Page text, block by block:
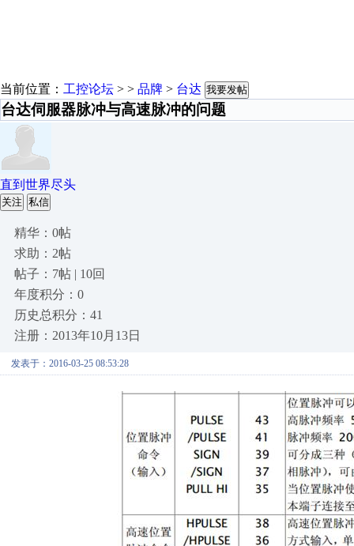
当前位置： 工控论坛 > > 品牌 > 台达 我要发帖
台达伺服器脉冲与高速脉冲的问题
直到世界尽头
关注 私信
精华：0帖
求助：2帖
帖子：7帖 | 10回
年度积分：0
历史总积分：41
注册：2013年10月13日
发表于：2016-03-25 08:53:28